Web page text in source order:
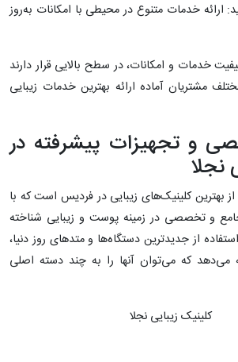
ارائه خدمات متنوع در محیطی با امکانات به‌روز
خدمات و امکانات، در سطح بالایی قرار دارند
مشتریان آماده ارائه بهترین خدمات زیبایی
و تجهیزات پیشرفته در
نجلا
از بهترین کلینیک‌های زیبایی در فردیس است که با
و تخصصی در زمینه پوست و زیبایی شناخته
از جدیدترین دستگاه‌ها و متدهای روز دنیا،
می‌دهد که می‌توان آنها را به چند دسته اصلی